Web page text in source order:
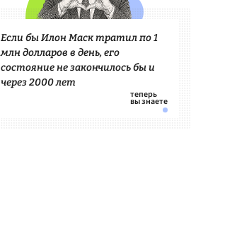
Если бы Илон Маск тратил по 1
млн долларов в день, его
состояние не закончилось бы и
через 2000 лет